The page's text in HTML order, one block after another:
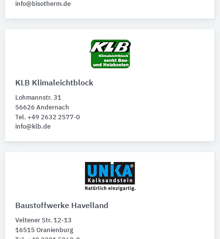
info@bisotherm.de
KLB Klimaleichtblock
Lohmannstr. 31
56626 Andernach
Tel. +49 2632 2577-0
info@klb.de
Baustoffwerke Havelland
Veltener Str. 12-13
16515 Oranienburg